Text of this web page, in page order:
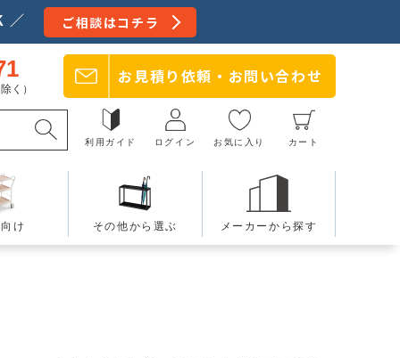
／ ご相談はコチラ
く）
お見積り依頼・ お問い合わせ
利用ガイド ログイン お気に入り カート
け その他から選ぶ メーカーから探す